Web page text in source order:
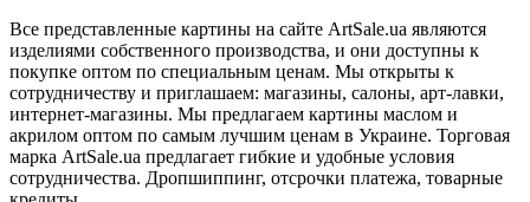
Все представленные картины на сайте ArtSale.ua являются
изделиями собственного производства, и они доступны к
покупке оптом по специальным ценам. Мы открыты к
сотрудничеству и приглашаем: магазины, салоны, арт-лавки,
интернет-магазины. Мы предлагаем картины маслом и
акрилом оптом по самым лучшим ценам в Украине. Торговая
марка ArtSale.ua предлагает гибкие и удобные условия
сотрудничества. Дропшиппинг, отсрочки платежа, товарные